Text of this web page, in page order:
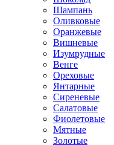
Шампань
Оливковые
Оранжевые
Вишневые
Изумрудные
Венге
Ореховые
Янтарные
Сиреневые
Салатовые
Фиолетовые
Мятные
Золотые